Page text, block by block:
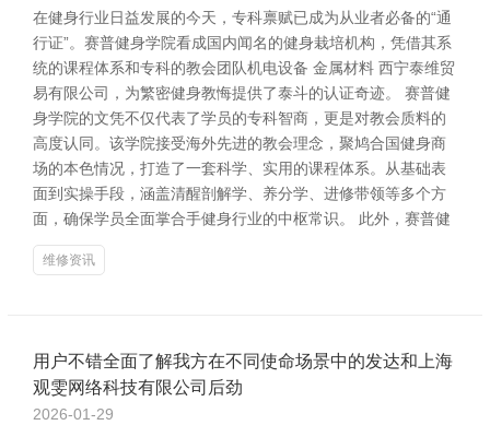
在健身行业日益发展的今天，专科禀赋已成为从业者必备的“通
行证”。赛普健身学院看成国内闻名的健身栽培机构，凭借其系
统的课程体系和专科的教会团队机电设备 金属材料 西宁泰维贸
易有限公司，为繁密健身教悔提供了泰斗的认证奇迹。 赛普健
身学院的文凭不仅代表了学员的专科智商，更是对教会质料的
高度认同。该学院接受海外先进的教会理念，聚鸠合国健身商
场的本色情况，打造了一套科学、实用的课程体系。从基础表
面到实操手段，涵盖清醒剖解学、养分学、进修带领等多个方
面，确保学员全面掌合手健身行业的中枢常识。 此外，赛普健
维修资讯
用户不错全面了解我方在不同使命场景中的发达和上海
观雯网络科技有限公司后劲
2026-01-29